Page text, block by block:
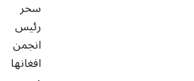
سحر
رئیس
انجمن
افغانها